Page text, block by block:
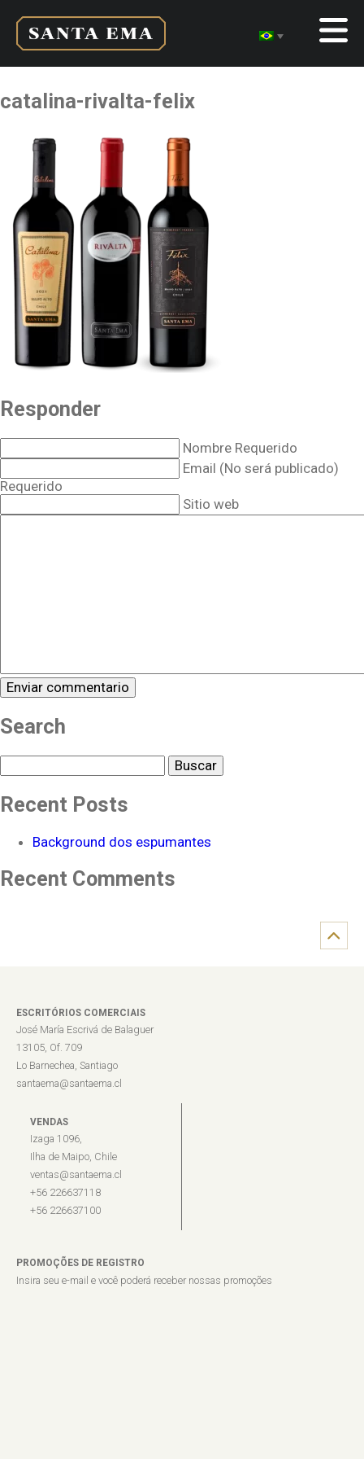
catalina-rivalta-felix
Responder
Nombre Requerido
Email (No será publicado)
Requerido
Sitio web
Search
Recent Posts
Background dos espumantes
Recent Comments
ESCRITÓRIOS COMERCIAIS
José María Escrivá de Balaguer
13105, Of. 709
Lo Barnechea, Santiago
santaema@santaema.cl
VENDAS
Izaga 1096,
Ilha de Maipo, Chile
ventas@santaema.cl
+56 226637118
+56 226637100
PROMOÇÕES DE REGISTRO
Insira seu e-mail e você poderá receber nossas promoções